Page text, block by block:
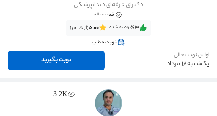
دکترای حرفه‌ای دندانپزشکی
قم، مصلاء
٪100‌‌‌توصیه شده 5.00(از 5 نفر)
نوبت مطب
اولین نوبت خالی
یک‌شنبه 18 مرداد نوبت بگیرید
3.2K